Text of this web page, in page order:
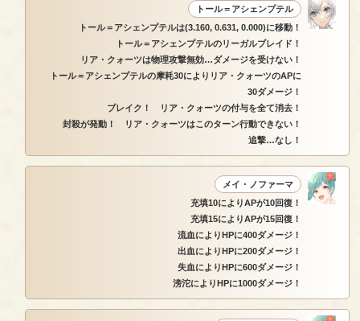
トール＝アシェンプテル
トール＝アシェンプテルは(3.160, 0.631, 0.000)に移動！
トール＝アシェンプテルのリーガルブレイド！
リア・クォーツは物理攻撃無効…ダメージを受けない！
トール＝アシェンプテルの摩耗30によりリア・クォーツのAPに
30ダメージ！
ブレイク！ リア・クォーツの付与を全て消去！
封殺が発動！ リア・クォーツはこのターン行動できない！
追撃…なし！
メイ・ノファーマ
充填10によりAPが10回復！
充填15によりAPが15回復！
流血によりHPに400ダメージ！
出血によりHPに200ダメージ！
失血によりHPに600ダメージ！
滂沱によりHPに1000ダメージ！